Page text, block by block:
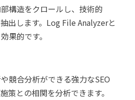
構造をクロールし、技術的
出します。Log File Analyzerと
果的です。
競合分析ができる強力なSEO
策との相関を分析できます。